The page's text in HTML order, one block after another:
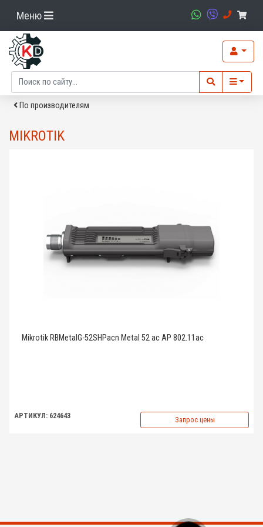
Меню
По производителям
MIKROTIK
Mikrotik RBMetalG-52SHPacn Metal 52 ac AP 802.11ac
АРТИКУЛ: 624643 Запрос цены